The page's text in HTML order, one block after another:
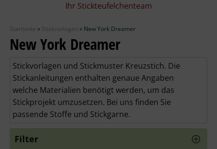
Wolle
Stricknadeln
Knüpfpackungen
Ausverkauf
Ihr Stickteufelchenteam
Startseite » Stickvorlagen » New York Dreamer
New York Dreamer
Stickvorlagen und Stickmuster Kreuzstich. Die
Stickanleitungen enthalten genaue Angaben
welche Materialien benötigt werden, um das
Stickprojekt umzusetzen. Bei uns finden Sie
passende Stoffe und Stickgarne.
Filter